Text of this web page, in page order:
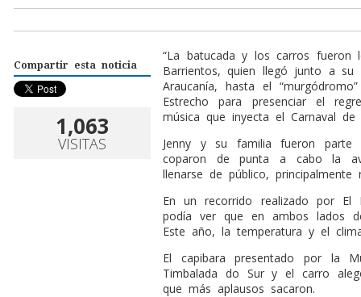
Compartir esta noticia
1,063
VISITAS
“La batucada y los carros fueron
Barrientos, quien llegó junto a
Araucanía, hasta el
Estrecho para presenciar el
música que inyecta el Carnaval de
Jenny y su familia fueron
coparon de punta a cabo la
llenarse de público,
En un recorrido realizado por El
podía ver que en ambos lados
Este año, la temperatura y el
El capibara presentado por la
Timbalada do Sur y el carro
que más aplausos sacaron.